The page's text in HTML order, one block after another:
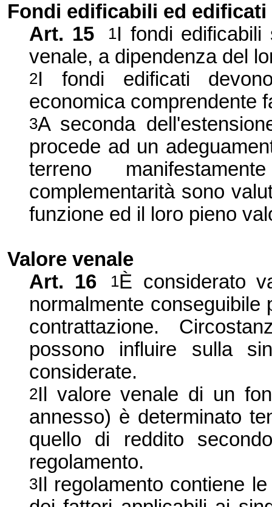
Fondi edificabili ed edificati
Art. 15
1I fondi
venale, a dipendenza del
2I fondi edificati
economica comprendente
3A seconda
procede ad un
terreno
complementarità sono
funzione ed il loro pieno
Valore venale
Art. 16
1È considerato
normalmente
contrattazione.
possono influire sulla
considerate.
2Il valore venale di un
annesso) è determinato
quello di reddito
regolamento.
3Il regolamento contiene